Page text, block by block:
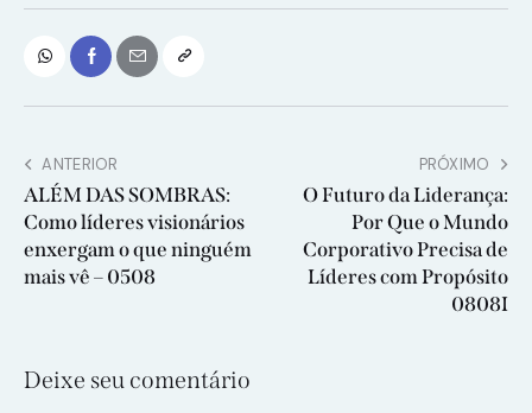
ANTERIOR
ALÉM DAS SOMBRAS:
Como líderes visionários
enxergam o que ninguém
mais vê – 0508
PRÓXIMO
O Futuro da Liderança:
Por Que o Mundo
Corporativo Precisa de
Líderes com Propósito
0808I
Deixe seu comentário